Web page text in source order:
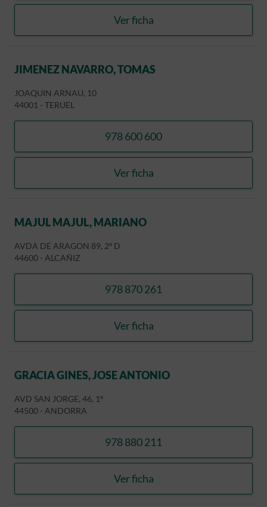
Ver ficha
CLINICA DENTAL DR.
JIMENEZ NAVARRO, TOMAS
JOAQUIN ARNAU, 10
44001 - TERUEL
978 600 600
llamar JIMENEZ
Ver ficha
JIMENEZ NAVARRO,
MAJUL MAJUL, MARIANO
AVDA DE ARAGON 89, 2º D
44600 - ALCAÑIZ
978 870 261
llamar MAJUL MAJUL,
Ver ficha
MAJUL MAJUL, MARIANO
GRACIA GINES, JOSE ANTONIO
AVD SAN JORGE, 46, 1º
44500 - ANDORRA
978 880 211
llamar GRACIA GINES,
Ver ficha
GRACIA GINES, JOSE